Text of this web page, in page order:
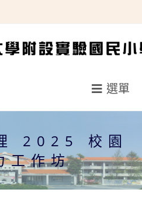
選單
2025 校園
工作坊